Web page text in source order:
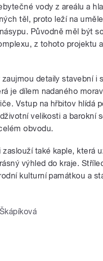
vody z areálu a
těl, proto leží na
Původně měl být
z tohoto projektu
detaily stavební i
je dílem nadaného
Vstup na hřbitov hlídá
velikosti a barokní
obvodu.
zaslouží také kaple, která
výhled do kraje.
kulturní památkou a